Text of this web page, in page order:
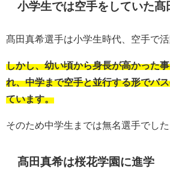
小学生では空手をしていた髙
髙田真希選手は小学生時代、空手で活
しかし、幼い頃から身長が高かった
れ、中学まで空手と並行する形でバ
ています。
そのため中学生までは無名選手でした
髙田真希は桜花学園に進学